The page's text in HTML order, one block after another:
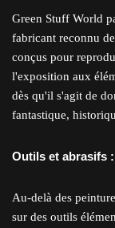
Green Stuff World
fabricant reconnu
conçus pour
l'exposition aux
dès qu'il s'agit de
fantastique,
Outils et abrasifs
Au-delà des
sur des outils